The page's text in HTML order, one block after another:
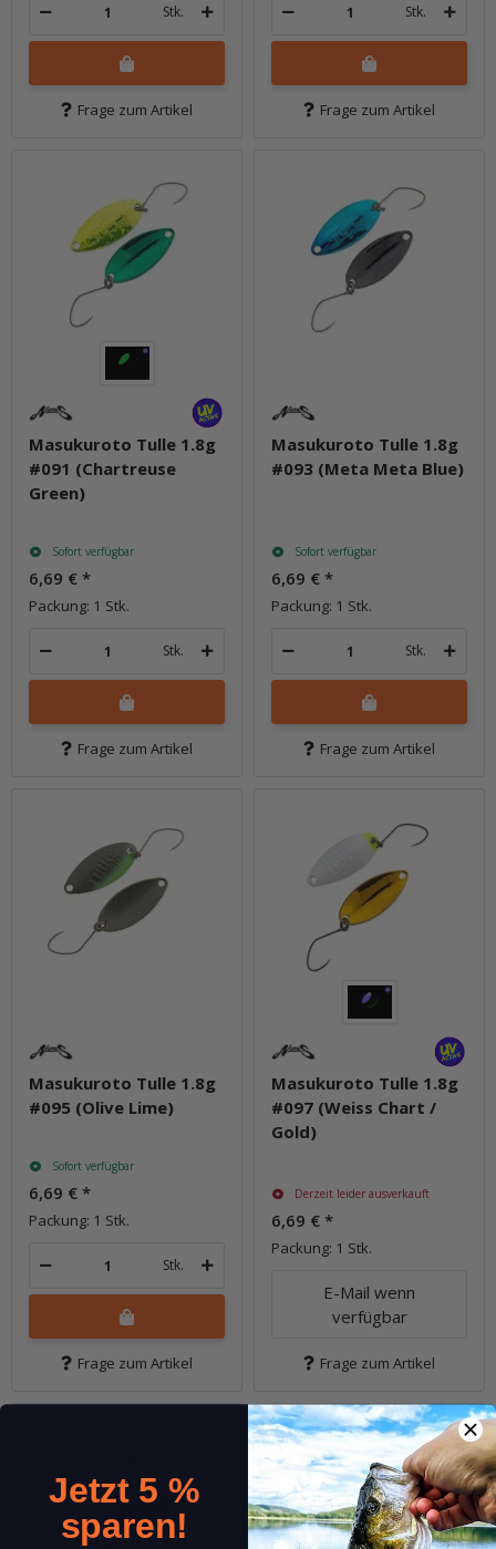
Stk.
Frage zum Artikel
Stk.
Frage zum Artikel
Masukuroto Tulle 1.8g
#091 (Chartreuse
Green)
Sofort verfügbar
6,69 € *
Packung: 1 Stk.
Stk.
Frage zum Artikel
Masukuroto Tulle 1.8g
#093 (Meta Meta Blue)
Sofort verfügbar
6,69 € *
Packung: 1 Stk.
Stk.
Frage zum Artikel
Masukuroto Tulle 1.8g
#095 (Olive Lime)
Sofort verfügbar
6,69 € *
Packung: 1 Stk.
Stk.
Frage zum Artikel
Masukuroto Tulle 1.8g
#097 (Weiss Chart /
Gold)
Derzeit leider ausverkauft
6,69 € *
Packung: 1 Stk.
E-Mail wenn
verfügbar
Frage zum Artikel
Jetzt 5 %
sparen!